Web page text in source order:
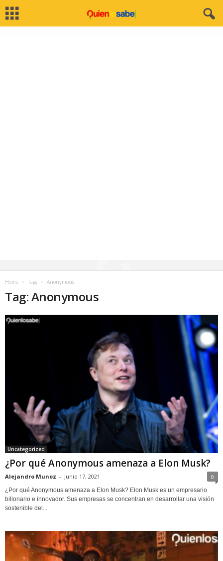
Home Tags Anonymous
Tag: Anonymous
Uncategorized
¿Por qué Anonymous amenaza a Elon Musk?
Alejandro Munoz - junio 17, 2021 0
¿Por qué Anonymous amenaza a Elon Musk? Elon Musk es un empresario
billonario e innovador. Sus empresas se concentran en desarrollar una visión
sostenible del...